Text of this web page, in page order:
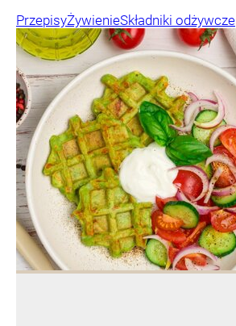
PrzepisyŻywienieSkładniki odżywcze